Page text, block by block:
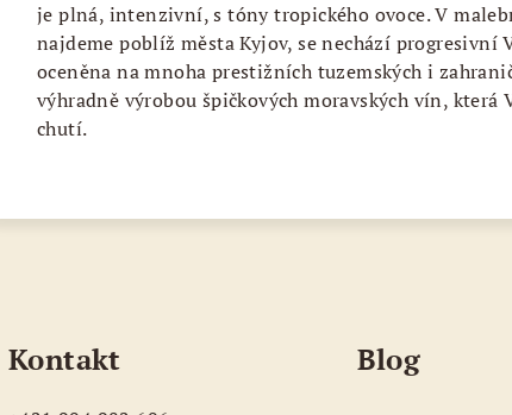
je plná, intenzivní, s tóny tropického ovoce. V
najdeme poblíž města Kyjov, se nechází progresivní
oceněna na mnoha prestižních tuzemských i
výhradně výrobou špičkových moravských vín, která
chutí.
Kontakt Blog